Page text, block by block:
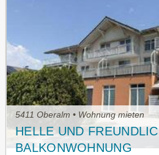
5411 Oberalm • Wohnung mieten
HELLE UND
BALKONWOHNUNG